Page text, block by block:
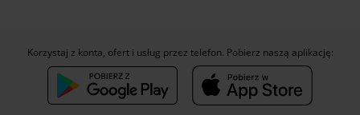
Korzystaj z konta, ofert i usług przez telefon. Pobierz naszą aplikację: